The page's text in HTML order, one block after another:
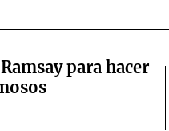
para hacer